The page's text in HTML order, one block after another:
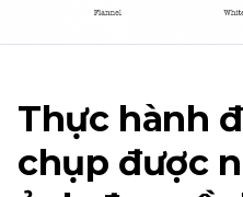
Thực hành
chụp được